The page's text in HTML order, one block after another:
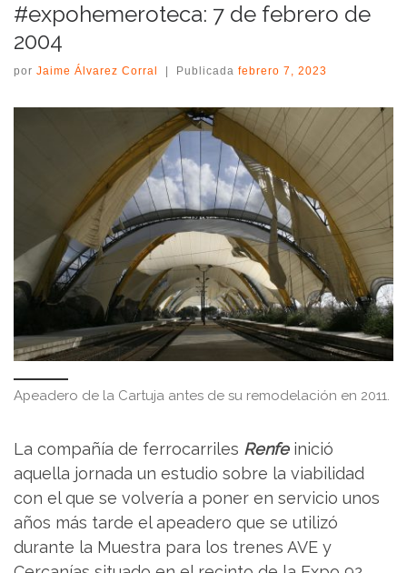
#expohemeroteca: 7 de febrero de
2004
por Jaime Álvarez Corral Publicada febrero 7, 2023
Apeadero de la Cartuja antes de su remodelación en 2011.
La compañía de ferrocarriles Renfeinició
aquella jornada un estudio sobre la viabilidad
con el que se volvería a poner en servicio unos
años más tarde el apeadero que se utilizó
durante la Muestra para los trenes AVE y